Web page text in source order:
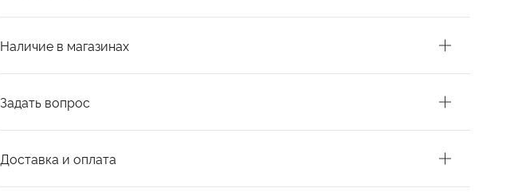
Наличие в магазинах
Задать вопрос
Доставка и оплата